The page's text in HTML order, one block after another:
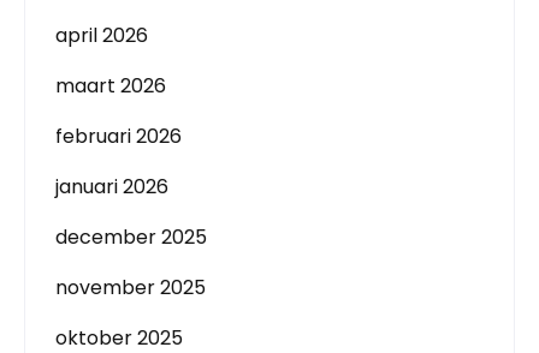
april 2026
maart 2026
februari 2026
januari 2026
december 2025
november 2025
oktober 2025